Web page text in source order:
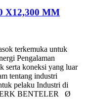
X12,300 MM
terkemuka untuk
Pengalaman
serta koneksi yang luar
tentang industri
pelaku Industri di
BENTELER Ø